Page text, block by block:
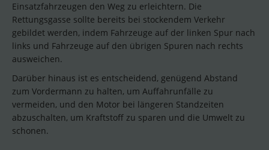
Einsatzfahrzeugen den Weg zu erleichtern. Die
Rettungsgasse sollte bereits bei stockendem Verkehr
gebildet werden, indem Fahrzeuge auf der linken Spur nach
links und Fahrzeuge auf den übrigen Spuren nach rechts
ausweichen.
Darüber hinaus ist es entscheidend, genügend Abstand
zum Vordermann zu halten, um Auffahrunfälle zu
vermeiden, und den Motor bei längeren Standzeiten
abzuschalten, um Kraftstoff zu sparen und die Umwelt zu
schonen.